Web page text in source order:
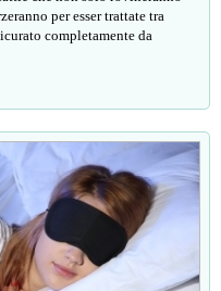
per esser trattate tra
completamente da